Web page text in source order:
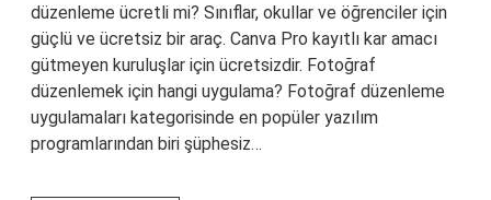
düzenleme ücretli mi? Sınıflar, okullar ve öğrenciler için
güçlü ve ücretsiz bir araç. Canva Pro kayıtlı kar amacı
gütmeyen kuruluşlar için ücretsizdir. Fotoğraf
düzenlemek için hangi uygulama? Fotoğraf düzenleme
uygulamaları kategorisinde en popüler yazılım
programlarından biri şüphesiz…